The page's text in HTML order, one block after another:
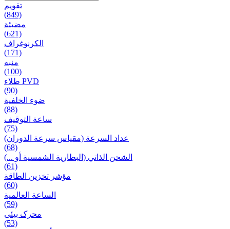
تقويم
(849)
مضيئة
(621)
الكرنوغراف
(171)
منبه
(100)
طلاء PVD
(90)
ضوء الخلفية
(88)
ساعة التوقيف
(75)
عداد السرعة (مقياس سرعة الدوران)
(68)
الشحن الذاتي (البطارية الشمسية أو ...)
(61)
مؤشر تخزين الطاقة
(60)
الساعة العالمية
(59)
محرک بیئی
(53)